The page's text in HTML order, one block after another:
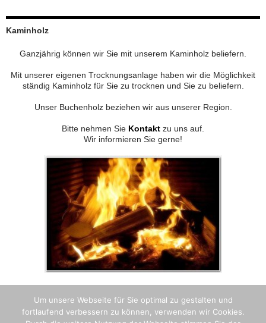
Kaminholz
Ganzjährig können wir Sie mit unserem Kaminholz beliefern.
Mit unserer eigenen Trocknungsanlage haben wir die Möglichkeit
ständig Kaminholz für Sie zu trocknen und Sie zu beliefern.
Unser Buchenholz beziehen wir aus unserer Region.
Bitte nehmen Sie Kontakt zu uns auf.
Wir informieren Sie gerne!
AGB
Um unsere Webseite für Sie optimal zu gestalten und
fortlaufend verbessern zu können, verwenden wir Cookies.